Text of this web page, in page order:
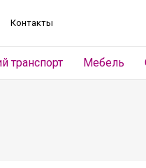
Контакты
транспорт Мебель